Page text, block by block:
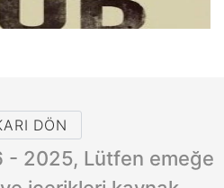
DÖN
2025, Lütfen emeğe